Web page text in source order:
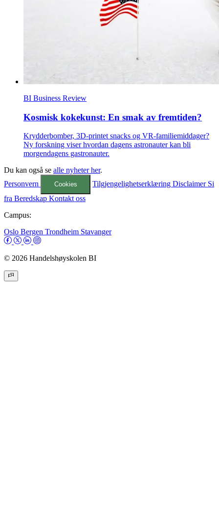
BI Business Review
Kosmisk kokekunst: En smak av fremtiden?
Krydderbomber, 3D-printet snacks og VR-familiemiddager?
Ny forskning viser hvordan dagens astronauter kan bli
morgendagens gastronauter.
Du kan også se alle nyheter her.
Personvern
Cookies TilgjengelighetserklæringDisclaimer Si
fra Beredskap Kontakt oss
Campus:
Oslo Bergen Trondheim Stavanger
© 2026 Handelshøyskolen BI